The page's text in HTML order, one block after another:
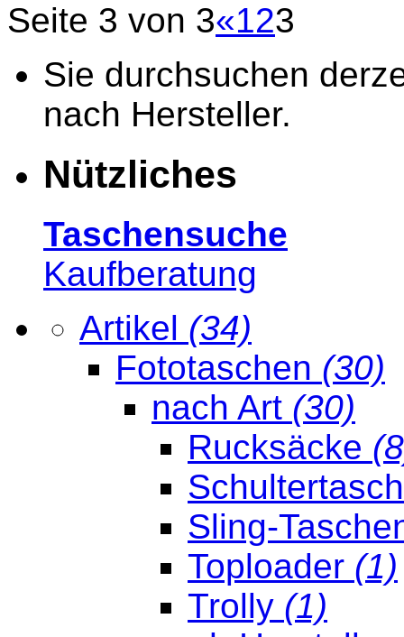
Seite 3 von 3«123
Sie durchsuchen
nach Hersteller.
Nützliches
Taschensuche
Kaufberatung
Artikel (34)
Fototaschen (30)
nach Art (30)
Rucksäcke
Sling-
Toploader (1)
Trolly (1)